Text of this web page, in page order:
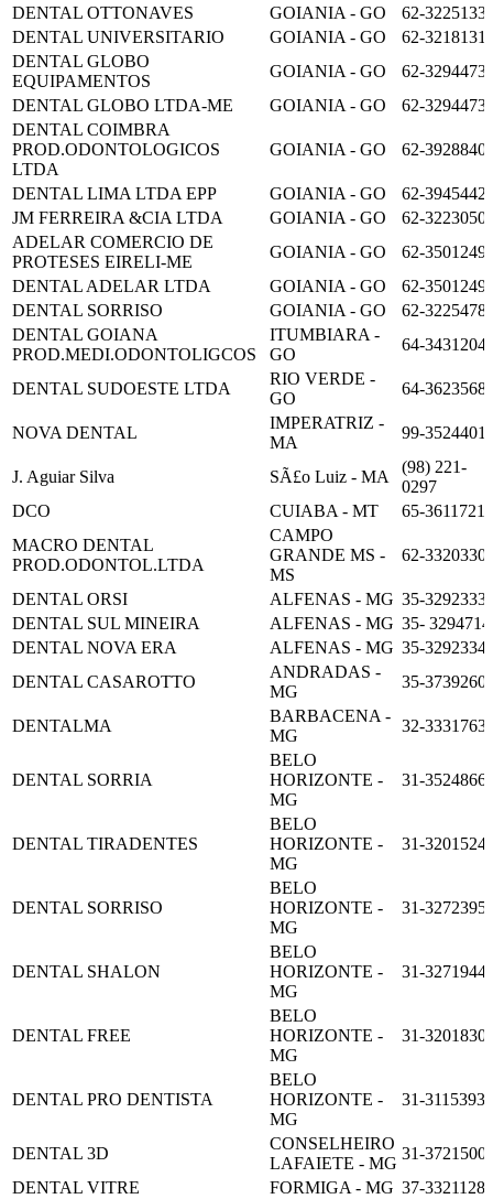
DENTAL OTTONAVES
GOIANIA - GO
62-
DENTAL UNIVERSITARIO
GOIANIA - GO
62-
DENTAL GLOBO
EQUIPAMENTOS
GOIANIA - GO
62-
DENTAL GLOBO LTDA-ME
GOIANIA - GO
62-
DENTAL COIMBRA
PROD.ODONTOLOGICOS
LTDA
GOIANIA - GO 62-
DENTAL LIMA LTDA EPP GOIANIA - GO
62-
JM FERREIRA &CIA LTDA
GOIANIA - GO
62-
ADELAR COMERCIO DE
PROTESES EIRELI-ME
GOIANIA - GO
62-
DENTAL ADELAR LTDA
GOIANIA - GO
62-
DENTAL SORRISO
GOIANIA - GO
62-
DENTAL GOIANA
PROD.MEDI.ODONTOLIGCOS
ITUMBIARA -
GO
64-
DENTAL SUDOESTE LTDA
RIO VERDE -
GO
64-
NOVA DENTAL
IMPERATRIZ -
MA
99-
J. Aguiar Silva SÃ£o Luiz - MA
(98) 221-
0297
DCO
CUIABA - MT
65-36117219
MACRO DENTAL
PROD.ODONTOL.LTDA
CAMPO
GRANDE MS -
MS
62-
DENTAL ORSI ALFENAS - MG 35-
DENTAL SUL MINEIRA
ALFENAS - MG 35- 3294714
DENTAL NOVA ERA
ALFENAS - MG 35-
DENTAL CASAROTTO
ANDRADAS -
MG
35-
DENTALMA
BARBACENA -
MG
32-
DENTAL SORRIA
BELO
HORIZONTE -
MG
31-
DENTAL TIRADENTES
BELO
HORIZONTE -
MG
31-
DENTAL SORRISO
BELO
HORIZONTE -
MG
31-
DENTAL SHALON
BELO
HORIZONTE -
MG
31-
DENTAL FREE
BELO
HORIZONTE -
MG
31-
DENTAL PRO DENTISTA
BELO
HORIZONTE -
MG
31-31153939
DENTAL 3D
CONSELHEIRO
LAFAIETE - MG
31-
DENTAL VITRE
FORMIGA - MG 37-33211288